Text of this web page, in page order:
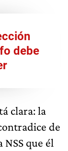
debe
clara: la
de
que él